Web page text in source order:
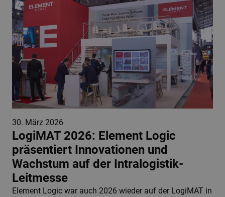
30. März 2026
LogiMAT 2026: Element Logic
präsentiert Innovationen und
Wachstum auf der Intralogistik-
Leitmesse
Element Logic war auch 2026 wieder auf der LogiMAT in